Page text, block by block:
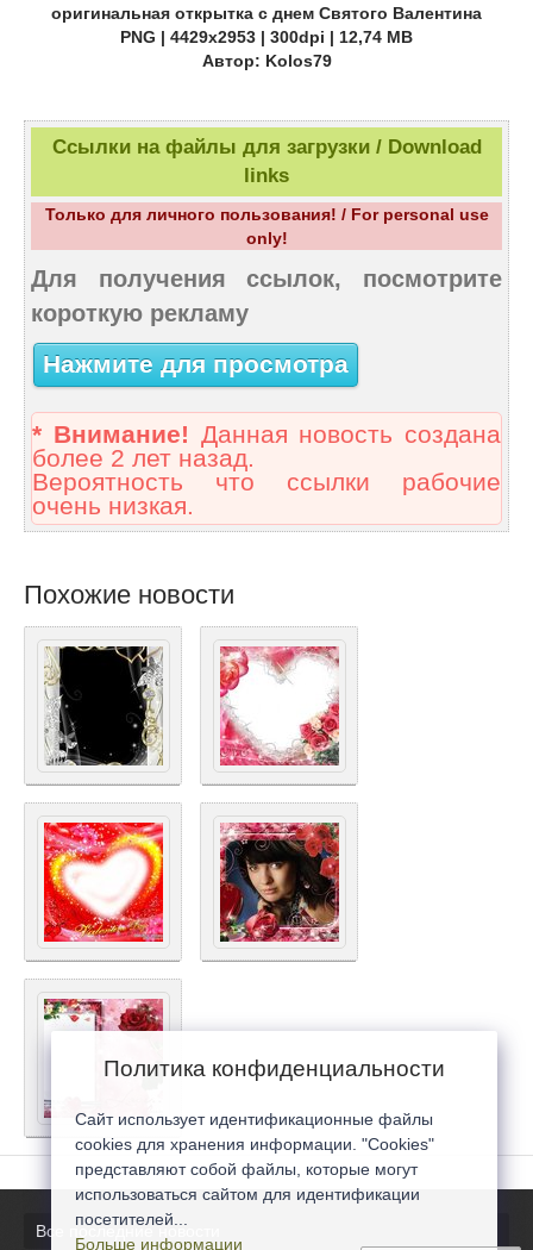
оригинальная открытка с днем Святого Валентина
PNG | 4429х2953 | 300dpi | 12,74 МB
Автор: Kolos79
Ссылки на файлы для загрузки / Download
links
Только для личного пользования! / For personal use
only!
Для получения ссылок, посмотрите
короткую рекламу
Нажмите для просмотра
* Внимание! Данная новость создана
более 2 лет назад.
Вероятность что ссылки рабочие
очень низкая.
Похожие новости
Все последние новости
Политика конфиденциальности
Сайт использует идентификационные файлы
cookies для хранения информации. "Cookies"
представляют собой файлы, которые могут
использоваться сайтом для идентификации
посетителей...
Больше информации